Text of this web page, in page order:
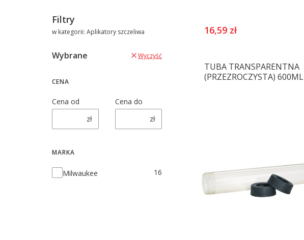
Filtry
w kategorii: Aplikatory szczeliwa
Wybrane Wyczyść
CENA
Cena od
zł
Cena do
zł
MARKA
Marka
Milwaukee 16
16,59 zł
TUBA TRANSPARENTNA
(PRZEZROCZYSTA) 600ML